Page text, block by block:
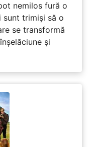
nemilos fură o
sunt trimiși să o
se transformă
și